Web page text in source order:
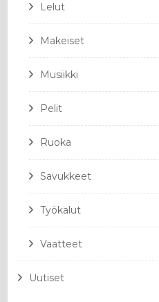
Lelut
Makeiset
Musiikki
Pelit
Ruoka
Savukkeet
Työkalut
Vaatteet
Uutiset